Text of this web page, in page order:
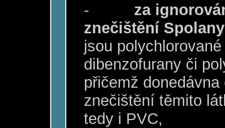
-
za
znečištění
jsou
dibenzofurany či
přičemž
znečištění těmito
tedy i PVC,